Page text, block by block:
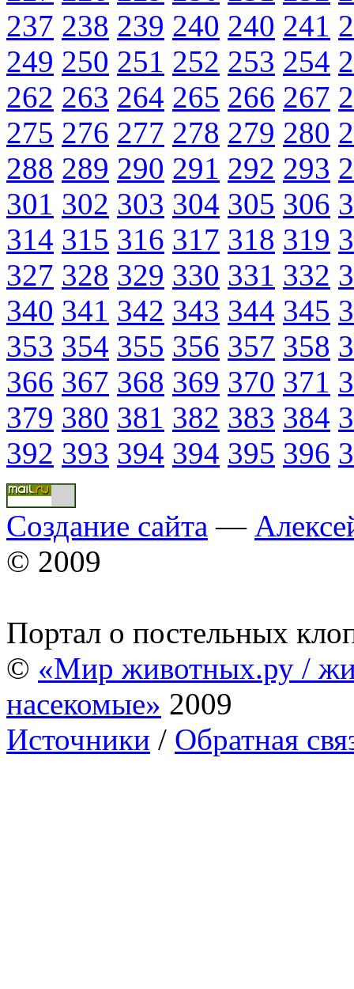
237 238 239 240 240 241
249 250 251 252 253 254
262 263 264 265 266 267
275 276 277 278 279 280
288 289 290 291 292 293
301 302 303 304 305 306
314 315 316 317 318 319
327 328 329 330 331 332
340 341 342 343 344 345
353 354 355 356 357 358
366 367 368 369 370 371
379 380 381 382 383 384
392 393 394 394 395 396
Создание сайта —
© 2009
Портал о постельных
© «Мир животных.ру /
насекомые» 2009
Источники / Обратная